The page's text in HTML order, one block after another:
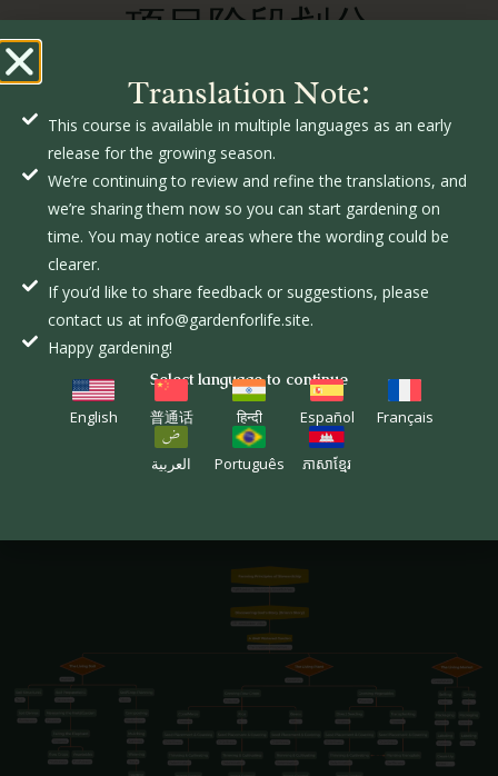
项目阶段划分
完整系列
下方的图示展示了完整视频系列中的主题顺序，该系列计划于 2026
Translation Note:
This course is available in multiple languages as an early
release for the growing season.
We’re continuing to review and refine the translations, and
we’re sharing them now so you can start gardening on
time. You may notice areas where the wording could be
clearer.
If you’d like to share feedback or suggestions, please
contact us at info@gardenforlife.site.
Happy gardening!
Select language to continue
English
普通话 हिन्दी Español Français
العربية Português ភាសាខ្មែរ